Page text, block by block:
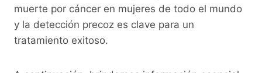
muerte por cáncer en mujeres de todo el mundo
y la detección precoz es clave para un
tratamiento exitoso.